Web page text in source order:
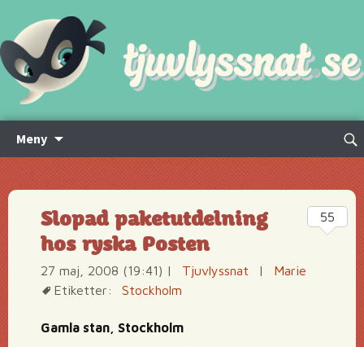
Meny
innehåll
Sök
Slopad paketutdelning
hos ryska Posten
27 maj, 2008 (19:41) | Tjuvlyssnat |
Marie
Etiketter:
Stockholm
Gamla stan, Stockholm
55